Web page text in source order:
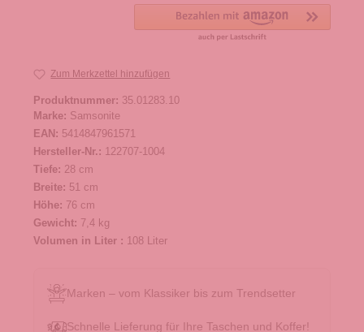
Zum Merkzettel hinzufügen
Produktnummer: 35.01283.10
Marke: Samsonite
EAN: 5414847961571
Hersteller-Nr.: 122707-1004
Tiefe: 28 cm
Breite: 51 cm
Höhe: 76 cm
Gewicht: 7,4 kg
Volumen in Liter : 108 Liter
Marken – vom Klassiker bis zum Trendsetter
Schnelle Lieferung für Ihre Taschen und Koffer!